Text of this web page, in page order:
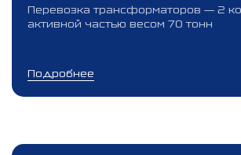
Перевозка трансформаторов — 2
активной частью весом 70 тонн
Подробнее